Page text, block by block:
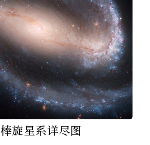
棒旋星系详尽图